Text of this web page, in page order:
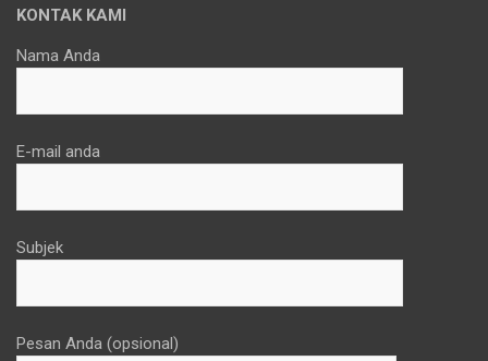
KONTAK KAMI
Nama Anda
E-mail anda
Subjek
Pesan Anda (opsional)